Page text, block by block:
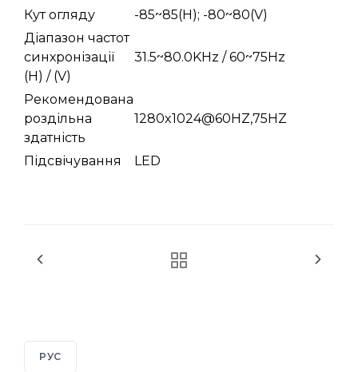
Кут огляду
-85~85(H); -80~80(V)
Діапазон частот
синхронізації
(H) / (V)
31.5~80.0KHz / 60~75Hz
Рекомендована
роздільна
здатність
1280x1024@60HZ,75HZ
Підсвічування LED
РУС